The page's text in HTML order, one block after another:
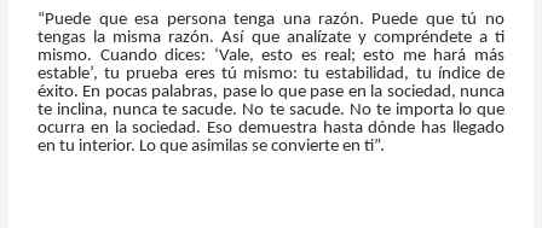
“Puede que esa persona tenga una razón. Puede que tú no
tengas la misma razón. Así que analízate y compréndete a ti
mismo. Cuando dices: ‘Vale, esto es real; esto me hará más
estable’, tu prueba eres tú mismo: tu estabilidad, tu índice de
éxito. En pocas palabras, pase lo que pase en la sociedad, nunca
te inclina, nunca te sacude. No te sacude. No te importa lo que
ocurra en la sociedad. Eso demuestra hasta dónde has llegado
en tu interior. Lo que asimilas se convierte en ti”.